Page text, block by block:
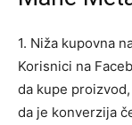
1. Niža kupovna
Korisnici na
da kupe
da je konverzija